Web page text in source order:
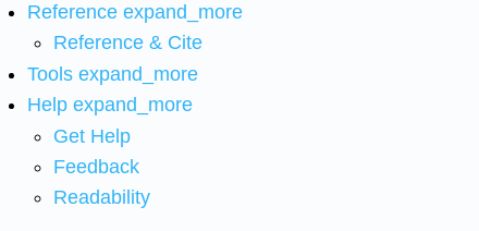
Reference expand_more
Reference & Cite
Tools expand_more
Help expand_more
Get Help
Feedback
Readability